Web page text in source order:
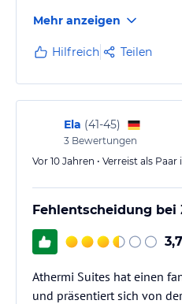
Mehr anzeigen
Hilfreich Teilen
Ela (41-45)
3 Bewertungen
Vor 10 Jahren • Verreist als
Fehlentscheidung bei
3,7
Athermi Suites hat einen
und präsentiert sich von